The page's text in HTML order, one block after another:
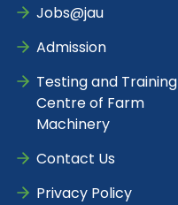
Jobs@jau
Admission
Testing and Training
Centre of Farm
Machinery
Contact Us
Privacy Policy